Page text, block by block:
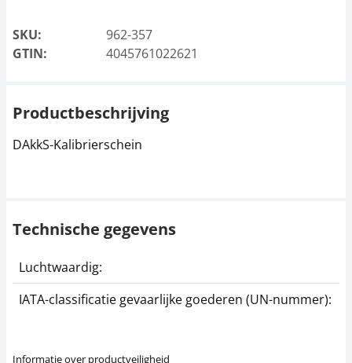
SKU:
962-357
GTIN:
4045761022621
Productbeschrijving
DAkkS-Kalibrierschein
Technische gegevens
Luchtwaardig:
IATA-classificatie gevaarlijke goederen (UN-nummer):
Informatie over productveiligheid